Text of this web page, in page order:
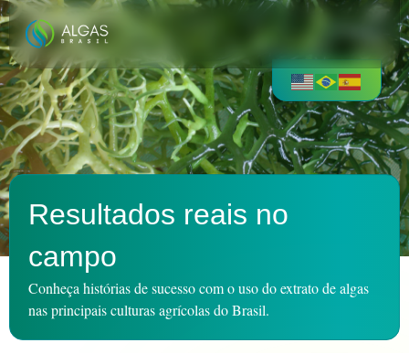
Resultados reais no
campo
Conheça histórias de sucesso com o uso do extrato de algas
nas principais culturas agrícolas do Brasil.